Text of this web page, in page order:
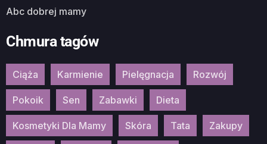
Abc dobrej mamy
Chmura tagów
Ciąża Karmienie Pielęgnacja Rozwój
Pokoik Sen Zabawki Dieta
Kosmetyki Dla Mamy Skóra Tata Zakupy